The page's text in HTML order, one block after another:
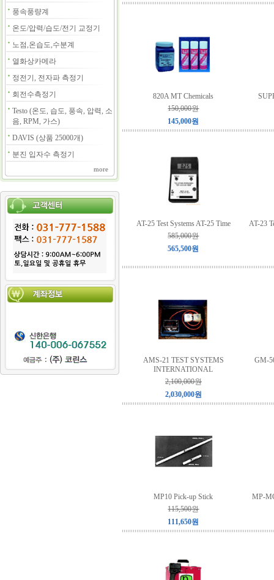
풍속풍량계
온도/압력/습도/전기 교정기
노점,온습도,수분계
열화상카메라
정전기, 전자파 측정기
회전수측정기
Testo (온도, 습도, 풍속, 압력, 소
음, RPM, 가스)
DAVIS (상품 25000개)
분진 입자수 측정기
more
820A MT Chemicals
150,000원
145,000원
AT-25 Test Systems AT-25 Time
585,000원
565,500원
AT-23
AMS-21 TEST SYSTEMS
INTERNATIONAL
2,100,000원
2,030,000원
GM-
MP10 Pick-up Stick
115,500원
111,650원
MP-